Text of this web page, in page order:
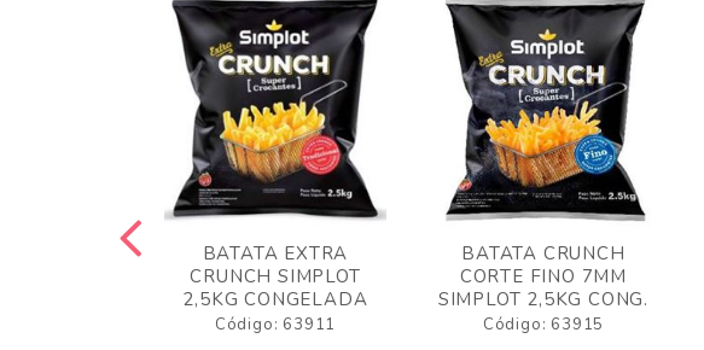
BATATA EXTRA
CRUNCH SIMPLOT
2,5KG CONGELADA
Código: 63911
BATATA CRUNCH
CORTE FINO 7MM
SIMPLOT 2,5KG CONG.
Código: 63915